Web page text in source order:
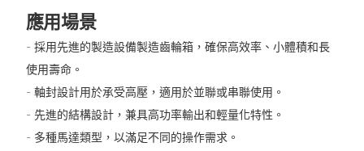
應用場景
- 採用先進的製造設備製造齒輪箱，確保高效率、小體積和長
使用壽命。
- 軸封設計用於承受高壓，適用於並聯或串聯使用。
- 先進的結構設計，兼具高功率輸出和輕量化特性。
- 多種馬達類型，以滿足不同的操作需求。